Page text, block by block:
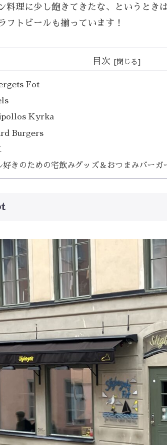
料理に少し飽きてきたな、というとき
フトビールも揃っています！
目次
Fot
Kyrka
Burgers
好きのための宅飲みグッズ＆おつまみバーガ